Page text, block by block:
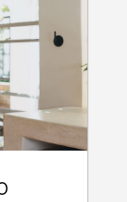
buena
en que
No
en el
de 20
y